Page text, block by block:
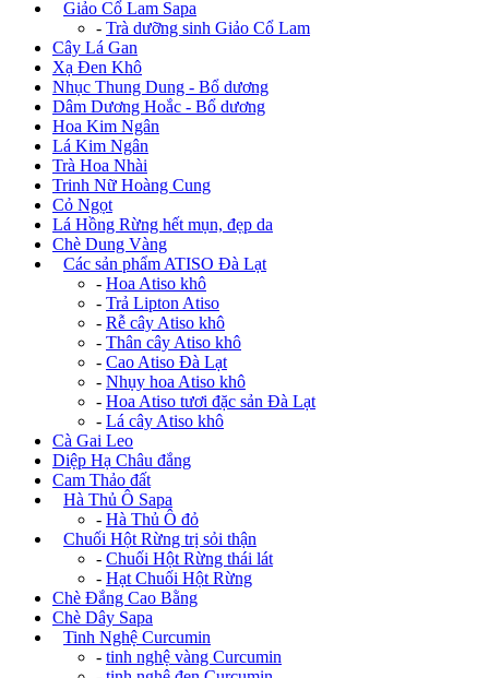
Giảo Cổ Lam Sapa
- Trà dưỡng sinh Giảo Cổ Lam
Cây Lá Gan
Xạ Đen Khô
Nhục Thung Dung - Bổ dương
Dâm Dương Hoắc - Bổ dương
Hoa Kim Ngân
Lá Kim Ngân
Trà Hoa Nhài
Trinh Nữ Hoàng Cung
Cỏ Ngọt
Lá Hồng Rừng hết mụn, đẹp da
Chè Dung Vàng
Các sản phẩm ATISO Đà Lạt
- Hoa Atiso khô
- Trả Lipton Atiso
- Rễ cây Atiso khô
- Thân cây Atiso khô
- Cao Atiso Đà Lạt
- Nhụy hoa Atiso khô
- Hoa Atiso tươi đặc sản Đà Lạt
- Lá cây Atiso khô
Cà Gai Leo
Diệp Hạ Châu đắng
Cam Thảo đất
Hà Thủ Ô Sapa
- Hà Thủ Ô đỏ
Chuối Hột Rừng trị sỏi thận
- Chuối Hột Rừng thái lát
- Hạt Chuối Hột Rừng
Chè Đắng Cao Bằng
Chè Dây Sapa
Tinh Nghệ Curcumin
- tinh nghệ vàng Curcumin